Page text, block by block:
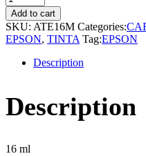
compatible
Epson
16
Magenta
quantity
Add to cart
SKU: ATE16M Categories:
EPSON, TINTA Tag:EPSON
Description
Description
16 ml